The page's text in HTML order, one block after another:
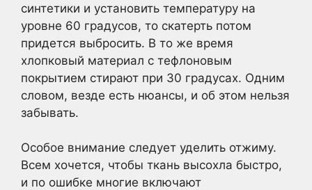
синтетики и установить температуру на
уровне 60 градусов, то скатерть потом
придется выбросить. В то же время
хлопковый материал с тефлоновым
покрытием стирают при 30 градусах. Одним
словом, везде есть нюансы, и об этом нельзя
забывать.
Особое внимание следует уделить отжиму.
Всем хочется, чтобы ткань высохла быстро,
и по ошибке многие включают